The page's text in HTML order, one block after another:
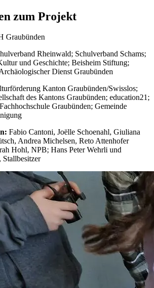
zum Projekt
Graubünden
Rheinwald; Schulverband Schams;
und Geschichte; Beisheim Stiftung;
Dienst Graubünden
Kanton Graubünden/Swisslos;
des Kantons Graubünden; education21;
Graubünden; Gemeinde
Fabio Cantoni, Joëlle Schoenahl, Giuliana
Andrea Michelsen, Reto Attenhofer
Hohl, NPB; Hans Peter Wehrli und